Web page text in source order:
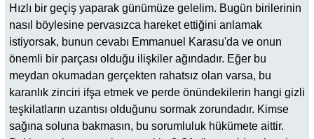
Hızlı bir geçiş yaparak günümüze gelelim. Bugün birilerinin
nasıl böylesine pervasızca hareket ettiğini anlamak
istiyorsak, bunun cevabı Emmanuel Karasu'da ve onun
önemli bir parçası olduğu ilişkiler ağındadır. Eğer bu
meydan okumadan gerçekten rahatsız olan varsa, bu
karanlık zinciri ifşa etmek ve perde önündekilerin hangi gizli
teşkilatların uzantısı olduğunu sormak zorundadır. Kimse
sağına soluna bakmasın, bu sorumluluk hükümete aittir.